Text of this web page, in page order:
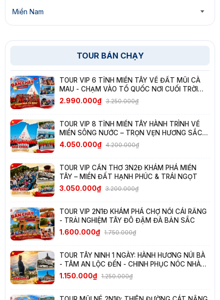
Miền Nam
TOUR BÁN CHẠY
TOUR VIP 6 TỈNH MIỀN TÂY VỀ ĐẤT MŨI CÀ
MAU - CHẠM VÀO TỔ QUỐC NƠI CUỐI TRỜI
NAM
2.990.000₫ 3.250.000₫
TOUR VIP 8 TỈNH MIỀN TÂY HÀNH TRÌNH VỀ
MIỀN SÔNG NƯỚC – TRỌN VẸN HƯƠNG SẮC
TÂY NAM BỘ
4.050.000₫ 4.200.000₫
TOUR VIP CẦN THƠ 3N2Đ KHÁM PHÁ MIỀN
TÂY – MIỀN ĐẤT HẠNH PHÚC & TRÁI NGỌT
3.050.000₫ 3.200.000₫
TOUR VIP 2N1Đ KHÁM PHÁ CHỢ NỔI CÁI RĂNG
- TRẢI NGHIỆM TÂY ĐÔ ĐẬM ĐÀ BẢN SẮC
1.600.000₫ 1.750.000₫
TOUR TÂY NINH 1 NGÀY: HÀNH HƯƠNG NÚI BÀ
- TÂM AN LỘC ĐẾN - CHINH PHỤC NÓC NHÀ
NAM BỘ
1.150.000₫ 1.250.000₫